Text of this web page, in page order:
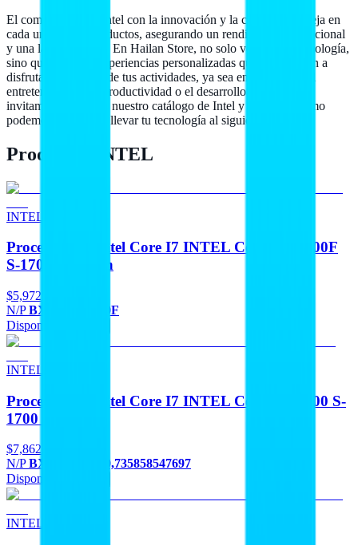
El compromiso de Intel con la innovación y la calidad se refleja en
cada uno de sus productos, asegurando un rendimiento excepcional
y una larga vida útil. En Hailan Store, no solo vendemos tecnología,
sino que creamos experiencias personalizadas que te ayudarán a
disfrutar al máximo de tus actividades, ya sea en el campo del
entretenimiento, la productividad o el desarrollo creativo. Te
invitamos a explorar nuestro catálogo de Intel y descubrir cómo
podemos ayudarte a llevar tu tecnología al siguiente nivel.
Productos INTEL
INTEL
Procesadores Intel Core I7 INTEL Core I7-12700F
S-1700 12A Gen
$5,972
N/PBX8071512700F
Disponible
INTEL
Procesadores Intel Core I7 INTEL Core I7-14700 S-
1700 14A Gen
$7,862
N/PBX8071514700,735858547697
Disponible
INTEL